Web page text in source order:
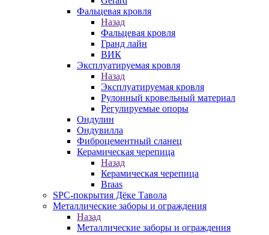
Фальцевая кровля
Назад
Фальцевая кровля
Гранд лайн
ВИК
Эксплуатируемая кровля
Назад
Эксплуатируемая кровля
Рулонный кровельный материал
Регулируемые опоры
Ондулин
Ондувилла
Фиброцементный сланец
Керамическая черепица
Назад
Керамическая черепица
Braas
SPC-покрытия Дёке Тавола
Металлические заборы и ограждения
Назад
Металлические заборы и ограждения